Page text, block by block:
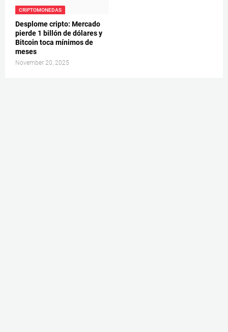
CRIPTOMONEDAS
Desplome cripto: Mercado
pierde 1 billón de dólares y
Bitcoin toca mínimos de
meses
November 20, 2025